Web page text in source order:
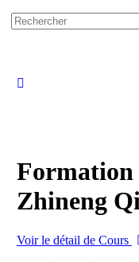
Recherche
pour:
Zhineng
Voir le détail de Cours